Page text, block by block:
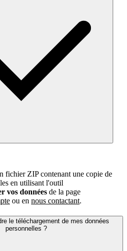
fichier ZIP contenant une copie de
en utilisant l'outil
vos données de la page
ou en nous contactant.
le téléchargement de mes données
personnelles ?